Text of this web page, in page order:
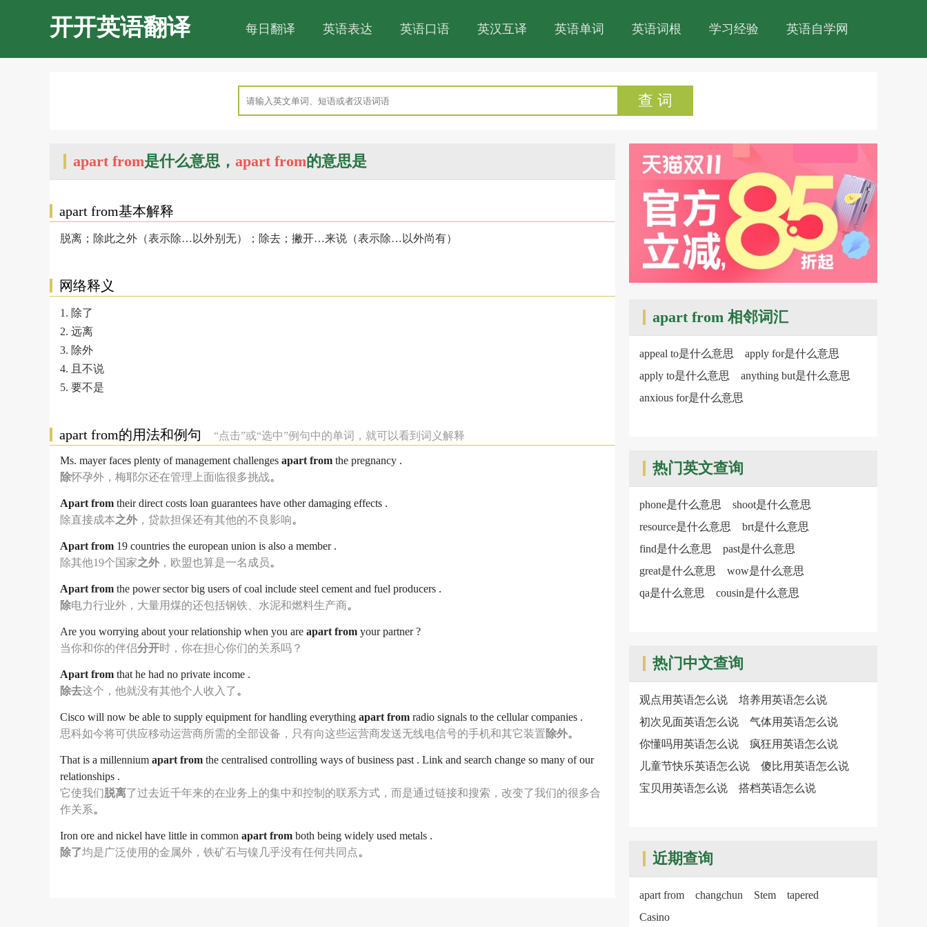
开开英语翻译 每日翻译 英语表达 英语口语 英汉互译 英语单词 英语词根 学习经验 英语自学网
查 词
apart from是什么意思， apart from的意思是
apart from基本解释
脱离；除此之外（表示除…以外别无）；除去；撇开…来说（表示除…以外尚有）
网络释义
1. 除了
2. 远离
3. 除外
4. 且不说
5. 要不是
apart from的用法和例句 “点击”或“选中”例句中的单词，就可以看到词义解释
Ms. mayer faces plenty of management challenges apart from the pregnancy .
除怀孕外，梅耶尔还在管理上面临很多挑战。
Apart from their direct costs loan guarantees have other damaging effects .
除直接成本之外 ，贷款担保还有其他的不良影响。
Apart from 19 countries the european union is also a member .
除其他19个国家之外 ，欧盟也算是一名成员 。
Apart from the power sectorbig users of coal include steel cement and fuel producers .
除电力行业外，大量用煤的还包括钢铁、水泥和燃料生产商。
Are you worrying about your relationship when you are apart from your partner ?
当你和你的伴侣分开时，你在担心你们的关系吗？
Apart from that he had no private income .
除去这个，他就没有其他个人收入了 。
Cisco will now be able to supply equipment for handling everything apart from radio signals to the cellular companies .
思科如今将可供应移动运营商所需的全部设备，只有向这些运营商发送无线电信号的手机和其它装置除外。
That is a millennium apart from the centralised controlling ways of business past . Link and search change so many of our
relationships .
它使我们脱离了过去近千年来的在业务上的集中和控制的联系方式，而是通过链接和搜索，改变了我们的很多合
作关系。
Iron ore and nickel have little in common apart from both being widely used metals .
除了均是广泛使用的金属外，铁矿石与镍几乎没有任何共同点。
apart from 相邻词汇
appeal to是什么意思
apply for是什么意思
apply to是什么意思
anything but是什么意思
anxious for是什么意思
热门英文查询
phone是什么意思
shoot是什么意思
resource是什么意思
brt是什么意思
find是什么意思
past是什么意思
great是什么意思
wow是什么意思
qa是什么意思
cousin是什么意思
热门中文查询
观点用英语怎么说
培养用英语怎么说
初次见面英语怎么说
气体用英语怎么说
你懂吗用英语怎么说
疯狂用英语怎么说
儿童节快乐英语怎么说
傻比用英语怎么说
宝贝用英语怎么说
搭档英语怎么说
近期查询
apart from changchun Stem
tapered
Casino